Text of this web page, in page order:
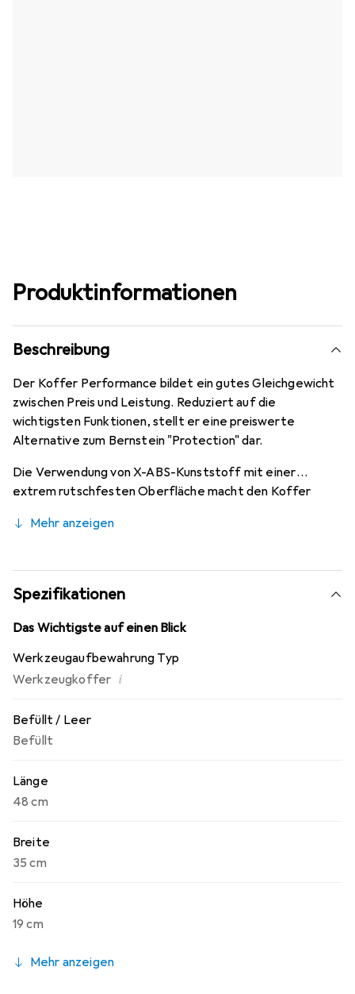
Produktinformationen
Beschreibung
Der Koffer Performance bildet ein gutes Gleichgewicht
zwischen Preis und Leistung. Reduziert auf die
wichtigsten Funktionen, stellt er eine preiswerte
Alternative zum Bernstein "Protection" dar.
Die Verwendung von X-ABS-Kunststoff mit einer
extrem rutschfesten Oberfläche macht den Koffer
schlag- und bruchfeste Material macht den Koffer zudem
aufgegebenem Gepäck übersteht.
Mehr anzeigen
Spezifikationen
Das Wichtigste auf einen Blick
Werkzeugaufbewahrung Typ
Werkzeugkoffer i
Befüllt / Leer
Befüllt
Länge
48 cm
Breite
35 cm
Höhe
19 cm
Mehr anzeigen